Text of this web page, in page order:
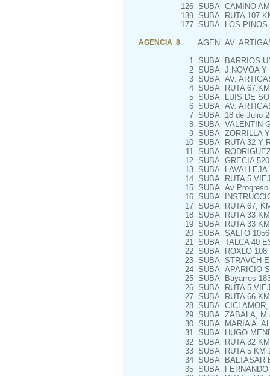
126 SUBA CAMINO
139 SUBA RUTA 107
177 SUBA LOS
AGENCIA 8 AGEN AV.
1 SUBA BARRIOS
2 SUBA J.NOVOA Y
3 SUBA AV.
4 SUBA RUTA
5 SUBA LUIS DE
6 SUBA AV.
7 SUBA 18 de Julio
8 SUBA VALENTIN
9 SUBA ZORRILLA
10 SUBA RUTA 32 Y
11 SUBA
12 SUBA GRECIA 520
13 SUBA LAVALLEJA
14 SUBA RUTA 5
15 SUBA Av
16 SUBA
17 SUBA RUTA 67,
18 SUBA RUTA 33
19 SUBA RUTA 33
20 SUBA SALTO 1056
21 SUBA TALCA 40
22 SUBA ROXLO
23 SUBA STRAVCH
24 SUBA APARICIO
25 SUBA Bayarres
26 SUBA RUTA 5
27 SUBA RUTA 66
28 SUBA
29 SUBA ZABALA,
30 SUBA MARIA A.
31 SUBA HUGO
32 SUBA RUTA 32
33 SUBA RUTA 5 KM
34 SUBA BALTASAR
35 SUBA